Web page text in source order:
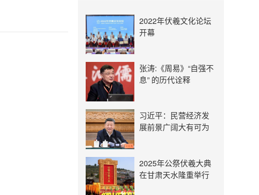
2022年伏羲文化论坛
开幕
张涛:《周易》“自强不
息” 的历代诠释
习近平：民营经济发
展前景广阔大有可为
2025年公祭伏羲大典
在甘肃天水隆重举行